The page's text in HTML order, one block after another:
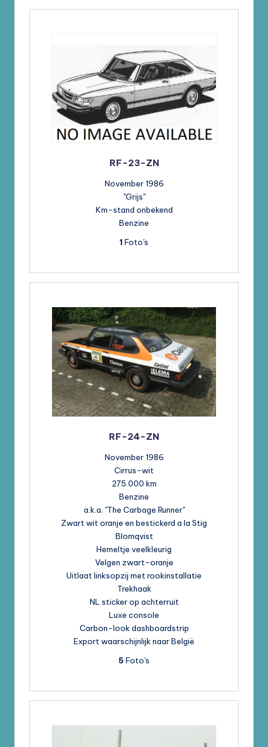
RF-23-ZN
November 1986
"Grijs"
Km-stand onbekend
Benzine
1 Foto's
RF-24-ZN
November 1986
Cirrus-wit
275.000 km
Benzine
a.k.a. "The Carbage Runner"
Zwart wit oranje en bestickerd a la Stig
Blomqvist
Hemeltje veelkleurig
Velgen zwart-oranje
Uitlaat linksopzij met rookinstallatie
Trekhaak
NL sticker op achterruit
Luxe console
Carbon-look dashboardstrip
Export waarschijnlijk naar België
5 Foto's